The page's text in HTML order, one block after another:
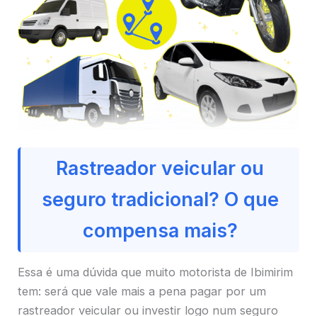
Rastreador veicular ou
seguro tradicional? O que
compensa mais?
Essa é uma dúvida que muito motorista de Ibimirim
tem: será que vale mais a pena pagar por um
rastreador veicular ou investir logo num seguro